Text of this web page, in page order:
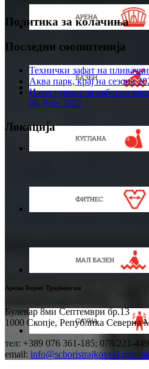
Политика за колачиња
Последни соопштенија
Технички зафат на
Аква парк, крај на сезона
Известување за работно
08 Јули 2022
Локација
Арена Борис Трајковски
Булевар 8ми Септември бр.13
1000 Скопје, Република Северна
тел: +389 076 361-185; 078/221-449
email: